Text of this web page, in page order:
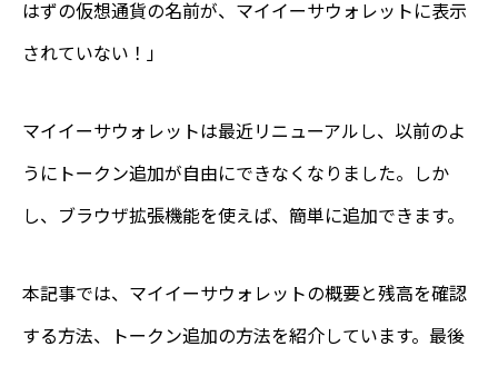
はずの仮想通貨の名前が、マイイーサウォレットに表示
されていない！」
マイイーサウォレットは最近リニューアルし、以前のよ
うにトークン追加が自由にできなくなりました。しか
し、ブラウザ拡張機能を使えば、簡単に追加できます。
本記事では、マイイーサウォレットの概要と残高を確認
する方法、トークン追加の方法を紹介しています。最後